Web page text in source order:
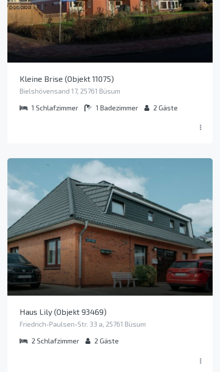
Kleine Brise (Objekt 11075)
Bielshövensand 17, 25761 Büsum
1 Schlafzimmer 1 Badezimmer 2 Gäste
Haus Lily (Objekt 93469)
Friedrich-Paulsen-Str. 33 a, 25761 Büsum
2 Schlafzimmer 2 Gäste